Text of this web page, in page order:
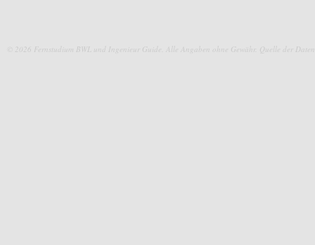
© 2026 Fernstudium BWL und Ingenieur Guide. Alle Angaben ohne Gewähr. Quelle der